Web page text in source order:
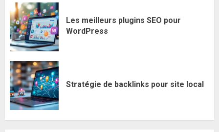
Les meilleurs plugins SEO pour
WordPress
Stratégie de backlinks pour site local